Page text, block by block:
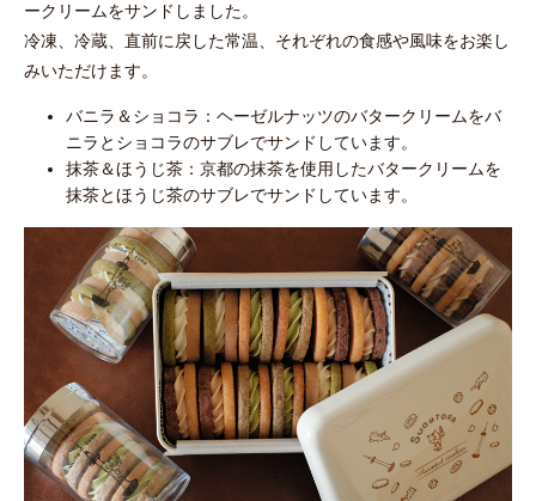
ークリームをサンドしました。
冷凍、冷蔵、直前に戻した常温、それぞれの食感や風味をお楽し
みいただけます。
バニラ＆ショコラ：ヘーゼルナッツのバタークリームをバ
ニラとショコラのサブレでサンドしています。
抹茶＆ほうじ茶：京都の抹茶を使用したバタークリームを
抹茶とほうじ茶のサブレでサンドしています。